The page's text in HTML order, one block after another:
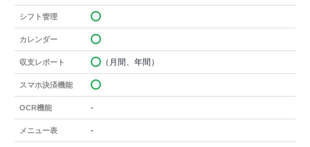
シフト管理
カレンダー
収支レポート （月間、年間）
スマホ決済機能
OCR機能 -
メニュー表 -